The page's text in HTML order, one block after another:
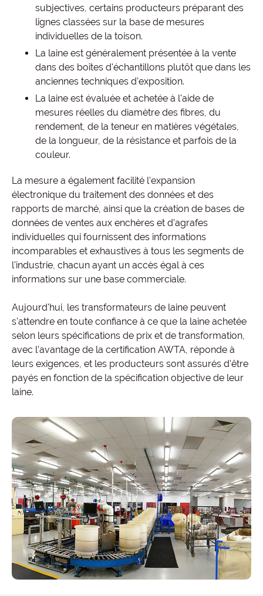
subjectives, certains producteurs préparant des
lignes classées sur la base de mesures
individuelles de la toison.
La laine est généralement présentée à la vente
dans des boîtes d'échantillons plutôt que dans les
anciennes techniques d'exposition.
La laine est évaluée et achetée à l'aide de
mesures réelles du diamètre des fibres, du
rendement, de la teneur en matières végétales,
de la longueur, de la résistance et parfois de la
couleur.
La mesure a également facilité l'expansion
électronique du traitement des données et des
rapports de marché, ainsi que la création de bases de
données de ventes aux enchères et d'agrafes
individuelles qui fournissent des informations
incomparables et exhaustives à tous les segments de
l'industrie, chacun ayant un accès égal à ces
informations sur une base commerciale.
Aujourd'hui, les transformateurs de laine peuvent
s'attendre en toute confiance à ce que la laine achetée
selon leurs spécifications de prix et de transformation,
avec l'avantage de la certification AWTA, réponde à
leurs exigences, et les producteurs sont assurés d'être
payés en fonction de la spécification objective de leur
laine.